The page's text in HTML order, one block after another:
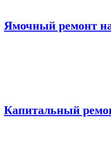
Ямочный ремонт на
Капитальный